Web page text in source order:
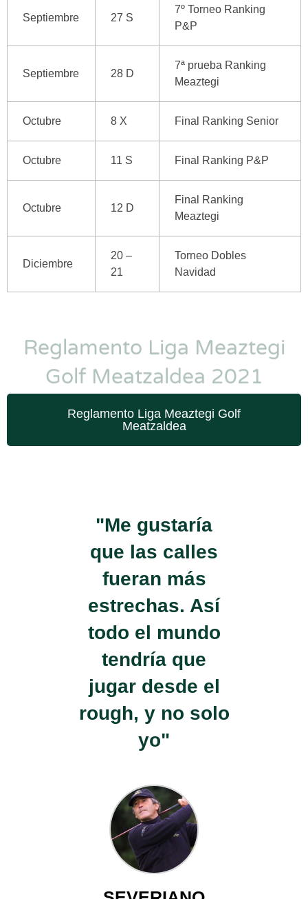
Septiembre 27 S
7º Torneo Ranking
P&P
Septiembre 28 D
7ª prueba Ranking
Meaztegi
Octubre 8 X Final Ranking Senior
Octubre 11 S Final Ranking P&P
Octubre 12 D
Final Ranking
Meaztegi
Diciembre
20 –
21
Torneo Dobles
Navidad
Reglamento Liga Meaztegi
Golf Meatzaldea 2021
Reglamento Liga Meaztegi Golf
Meatzaldea
"Me gustaría
que las calles
fueran más
estrechas. Así
todo el mundo
tendría que
jugar desde el
rough, y no solo
yo"